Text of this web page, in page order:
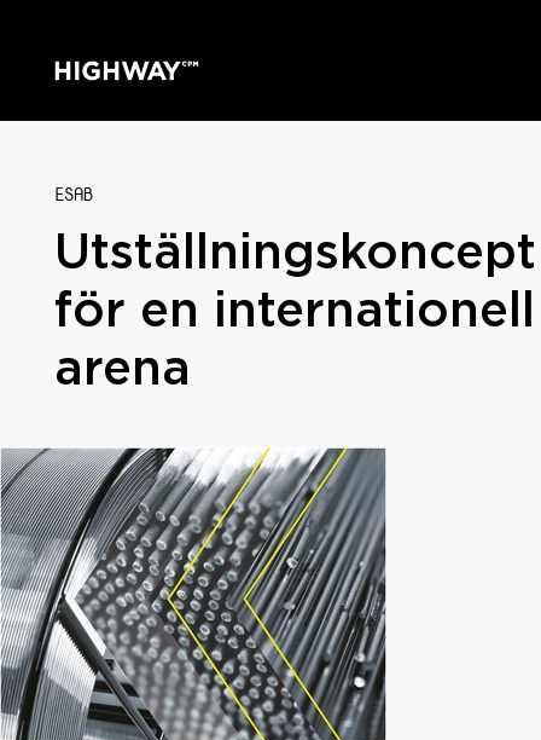
ESAB
Utställningskoncept
för en internationell
arena